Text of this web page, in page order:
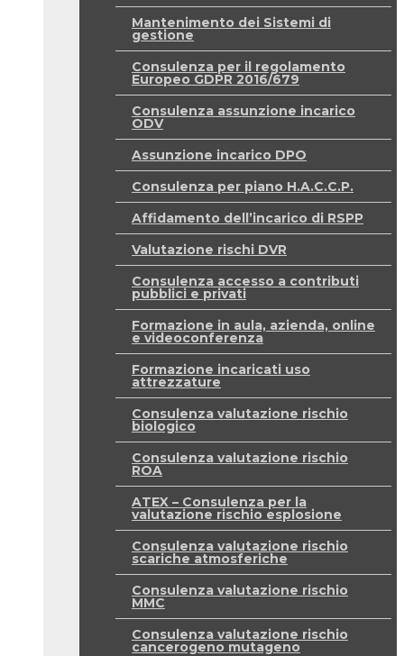
Mantenimento dei Sistemi di
gestione
Consulenza per il regolamento
Europeo GDPR 2016/679
Consulenza assunzione incarico
ODV
Assunzione incarico DPO
Consulenza per piano H.A.C.C.P.
Affidamento dell’incarico di RSPP
Valutazione rischi DVR
Consulenza accesso a contributi
pubblici e privati
Formazione in aula, azienda, online
e videoconferenza
Formazione incaricati uso
attrezzature
Consulenza valutazione rischio
biologico
Consulenza valutazione rischio
ROA
ATEX – Consulenza per la
valutazione rischio esplosione
Consulenza valutazione rischio
scariche atmosferiche
Consulenza valutazione rischio
MMC
Consulenza valutazione rischio
cancerogeno mutageno